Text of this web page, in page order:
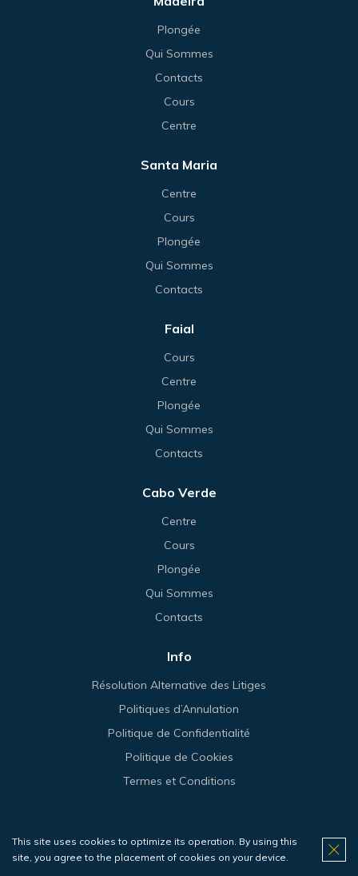
Plongée
Qui Sommes
Contacts
Cours
Centre
Santa Maria
Centre
Cours
Plongée
Qui Sommes
Contacts
Faial
Cours
Centre
Plongée
Qui Sommes
Contacts
Cabo Verde
Centre
Cours
Plongée
Qui Sommes
Contacts
Info
Résolution Alternative des Litiges
Politiques d’Annulation
Politique de Confidentialité
Politique de Cookies
Termes et Conditions
© 2026 Haliotis.
This site uses cookies to optimize its operation. By using this
site, you agree to the placement of cookies on your device.